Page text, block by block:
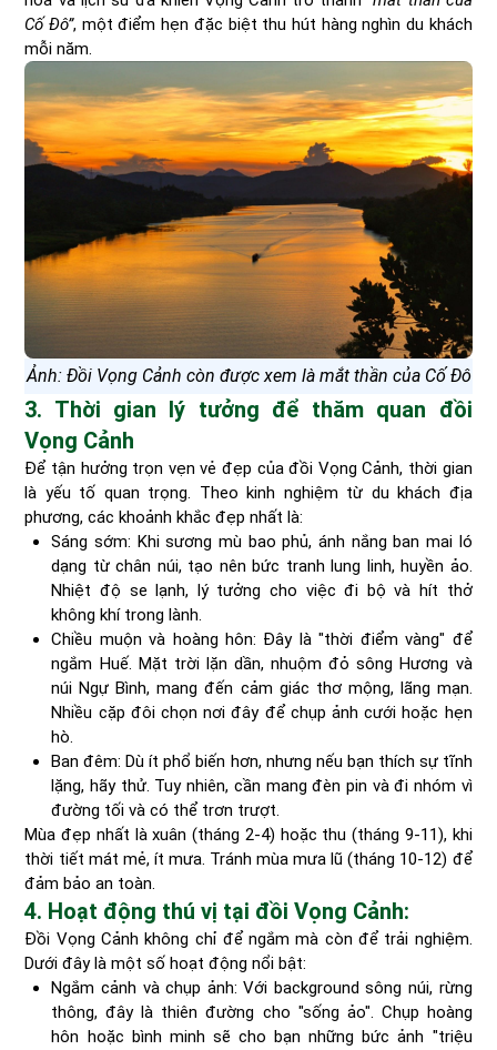
Cố Đô”, một điểm hẹn đặc biệt thu hút hàng nghìn du khách
mỗi năm.
Ảnh: Đồi Vọng Cảnh còn được xem là mắt thần của Cố Đô
3. Thời gian lý tưởng để thăm quan đồi
Vọng Cảnh
Để tận hưởng trọn vẹn vẻ đẹp của đồi Vọng Cảnh, thời gian
là yếu tố quan trọng. Theo kinh nghiệm từ du khách địa
phương, các khoảnh khắc đẹp nhất là:
Sáng sớm: Khi sương mù bao phủ, ánh nắng ban mai ló
dạng từ chân núi, tạo nên bức tranh lung linh, huyền ảo.
Nhiệt độ se lạnh, lý tưởng cho việc đi bộ và hít thở
không khí trong lành.
Chiều muộn và hoàng hôn: Đây là "thời điểm vàng" để
ngắm Huế. Mặt trời lặn dần, nhuộm đỏ sông Hương và
núi Ngự Bình, mang đến cảm giác thơ mộng, lãng mạn.
Nhiều cặp đôi chọn nơi đây để chụp ảnh cưới hoặc hẹn
hò.
Ban đêm: Dù ít phổ biến hơn, nhưng nếu bạn thích sự tĩnh
lặng, hãy thử. Tuy nhiên, cần mang đèn pin và đi nhóm vì
đường tối và có thể trơn trượt.
Mùa đẹp nhất là xuân (tháng 2-4) hoặc thu (tháng 9-11), khi
thời tiết mát mẻ, ít mưa. Tránh mùa mưa lũ (tháng 10-12) để
đảm bảo an toàn.
4. Hoạt động thú vị tại đồi Vọng Cảnh:
Đồi Vọng Cảnh không chỉ để ngắm mà còn để trải nghiệm.
Dưới đây là một số hoạt động nổi bật:
Ngắm cảnh và chụp ảnh: Với background sông núi, rừng
thông, đây là thiên đường cho "sống ảo". Chụp hoàng
hôn hoặc bình minh sẽ cho bạn những bức ảnh "triệu